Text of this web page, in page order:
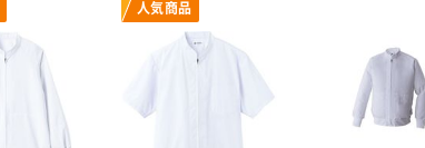
人気商品